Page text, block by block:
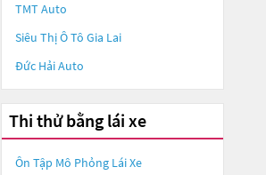
TMT Auto
Siêu Thị Ô Tô Gia Lai
Đức Hải Auto
Thi thử bằng lái xe
Ôn Tập Mô Phỏng Lái Xe